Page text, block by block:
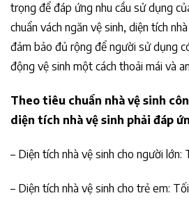
trọng để đáp ứng nhu cầu sử dụng
chuẩn vách ngăn vệ sinh, diện tích
đảm bảo đủ rộng để người sử dụng
động vệ sinh một cách thoải mái và
Theo tiêu chuẩn nhà vệ sinh
diện tích nhà vệ sinh phải đáp
– Diện tích nhà vệ sinh cho người lớn:
– Diện tích nhà vệ sinh cho trẻ em: